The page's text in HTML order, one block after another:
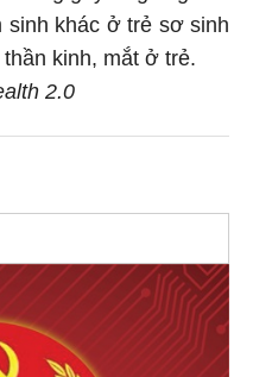
sinh khác ở trẻ sơ sinh
kinh, mắt ở trẻ.
2.0